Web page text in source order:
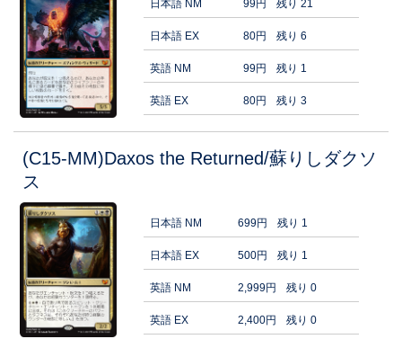
日本語 NM 99円 残り 21
日本語 EX 80円 残り 6
英語 NM 99円 残り 1
英語 EX 80円 残り 3
(C15-MM)Daxos the Returned/蘇りしダクソ
ス
日本語 NM 699円 残り 1
日本語 EX 500円 残り 1
英語 NM 2,999円 残り 0
英語 EX 2,400円 残り 0